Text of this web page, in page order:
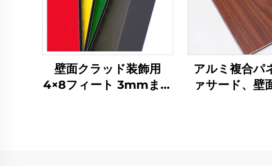
壁面クラッド装飾用
4×8フィート 3mmまた
アルミ複合パ
ァサード、壁